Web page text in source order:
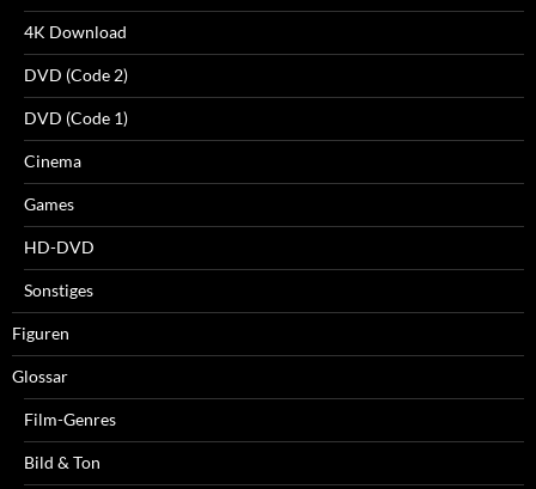
4K Download
DVD (Code 2)
DVD (Code 1)
Cinema
Games
HD-DVD
Sonstiges
Figuren
Glossar
Film-Genres
Bild & Ton